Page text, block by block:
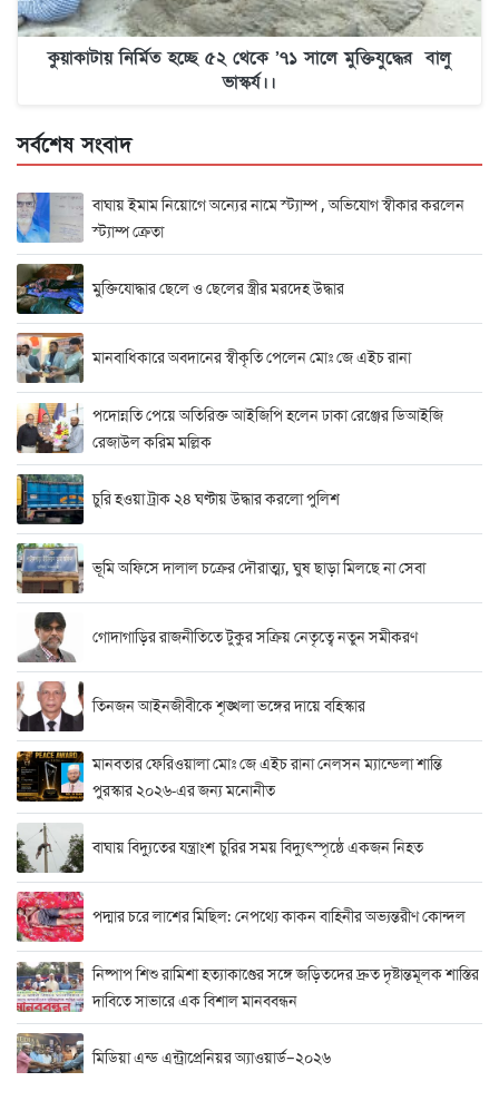
কুয়াকাটায় নির্মিত হচ্ছে ৫২ থেকে ’৭১ সালে মুক্তিযুদ্ধের বালু
ভাস্কর্য।।
সর্বশেষ সংবাদ
বাঘায় ইমাম নিয়োগে অন্যের নামে স্ট্যাম্প , অভিযোগ স্বীকার করলেন
স্ট্যাম্প ক্রেতা
মুক্তিযোদ্ধার ছেলে ও ছেলের স্ত্রীর মরদেহ উদ্ধার
মানবাধিকারে অবদানের স্বীকৃতি পেলেন মোঃ জে এইচ রানা
পদোন্নতি পেয়ে অতিরিক্ত আইজিপি হলেন ঢাকা রেঞ্জের ডিআইজি
রেজাউল করিম মল্লিক
চুরি হওয়া ট্রাক ২৪ ঘণ্টায় উদ্ধার করলো পুলিশ
ভূমি অফিসে দালাল চক্রের দৌরাত্ম্য, ঘুষ ছাড়া মিলছে না সেবা
গোদাগাড়ির রাজনীতিতে টুকুর সক্রিয় নেতৃত্বে নতুন সমীকরণ
তিনজন আইনজীবীকে শৃঙ্খলা ভঙ্গের দায়ে বহিস্কার
মানবতার ফেরিওয়ালা মোঃ জে এইচ রানা নেলসন ম্যান্ডেলা শান্তি
পুরস্কার ২০২৬-এর জন্য মনোনীত
বাঘায় বিদ্যুতের যন্ত্রাংশ চুরির সময় বিদ্যুৎস্পৃষ্ঠে একজন নিহত
পদ্মার চরে লাশের মিছিল: নেপথ্যে কাকন বাহিনীর অভ্যন্তরীণ কোন্দল
নিষ্পাপ শিশু রামিশা হত্যাকাণ্ডের সঙ্গে জড়িতদের দ্রুত দৃষ্টান্তমূলক শাস্তির
দাবিতে সাভারে এক বিশাল মানববন্ধন
মিডিয়া এন্ড এন্ট্রাপ্রেনিয়র অ্যাওয়ার্ড–২০২৬